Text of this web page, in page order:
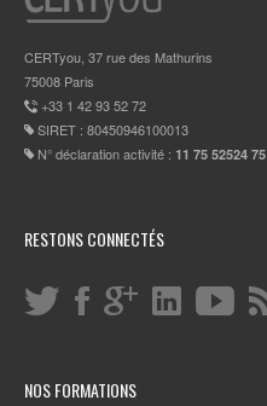
CERTyou, 37 rue des Mathurins
75008 Paris
+33 1 42 93 52 72
SIRET : 80450946100013
N° déclaration activité : 11 75 52524 75
RESTONS CONNECTÉS
NOS FORMATIONS